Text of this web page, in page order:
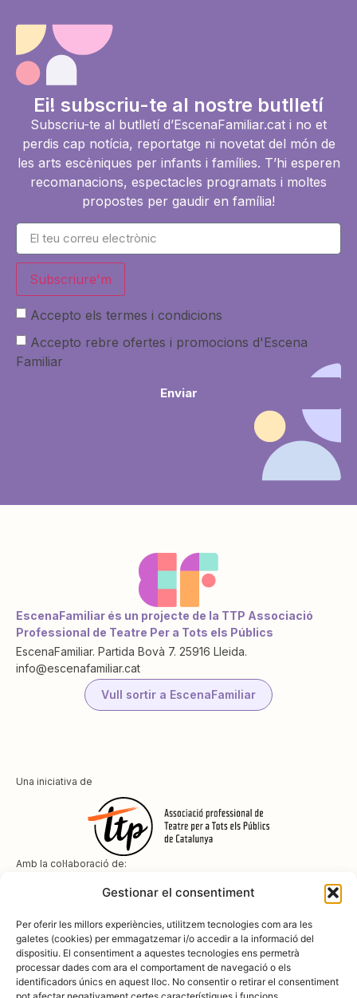
Gestionar el consentiment
Per oferir les millors experiències, utilitzem tecnologies com ara les
galetes (cookies) per emmagatzemar i/o accedir a la informació del
dispositiu. El consentiment a aquestes tecnologies ens permetrà
processar dades com ara el comportament de navegació o els
identificadors únics en aquest lloc. No consentir o retirar el consentiment
Ei! subscriu-te al nostre butlletí
Subscriu-te al butlletí d’EscenaFamiliar.cat i no et
perdis cap notícia, reportatge ni novetat del món de
les arts escèniques per infants i famílies. T’hi esperen
recomanacions, espectacles programats i moltes
propostes per gaudir en família!
Subscriure'm
Accepto els termes i condicions
Accepto rebre ofertes i promocions d'Escena
Familiar
Enviar
EscenaFamiliar és un projecte de la TTP Associació
Professional de Teatre Per a Tots els Públics
EscenaFamiliar. Partida Bovà 7. 25916 Lleida.
info@escenafamiliar.cat
Vull sortir a EscenaFamiliar
Una iniciativa de
Amb la col·laboració de:
Amb el suport de